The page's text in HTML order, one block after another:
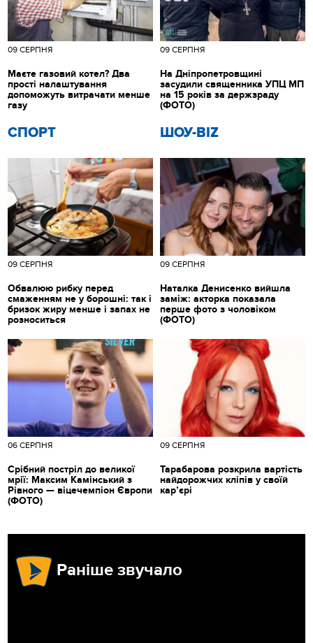
СПОРТ
09 СЕРПНЯ
Обвалюю рибку перед
смаженням не у борошні: так і
бризок жиру менше і запах не
розноситься
ШОУ-BIZ
09 СЕРПНЯ
Наталка Денисенко вийшла
заміж: акторка показала
перше фото з чоловіком
(ФОТО)
09 СЕРПНЯ
Маєте газовий котел? Два
прості налаштування
допоможуть витрачати менше
газу
09 СЕРПНЯ
На Дніпропетровщині
засудили священника УПЦ МП
на 15 років за держзраду
(ФОТО)
06 СЕРПНЯ
Срібний постріл до великої
мрії: Максим Камінський з
Рівного — віцечемпіон Європи
(ФОТО)
09 СЕРПНЯ
Тарабарова розкрила вартість
найдорожчих кліпів у своїй
кар’єрі
Раніше звучало